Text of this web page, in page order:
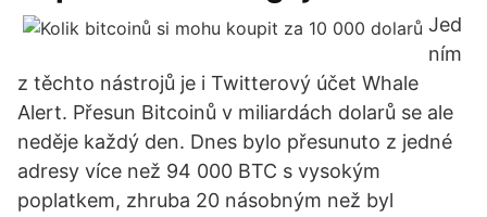
Jed
ním
z těchto nástrojů je i Twitterový účet Whale
Alert. Přesun Bitcoinů v miliardách dolarů se ale
neděje každý den. Dnes bylo přesunuto z jedné
adresy více než 94 000 BTC s vysokým
poplatkem, zhruba 20 násobným než byl